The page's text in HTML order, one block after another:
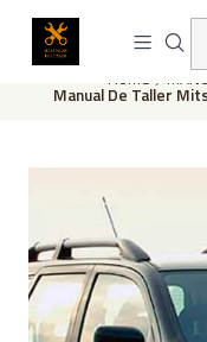
This
Home
Manual De Taller